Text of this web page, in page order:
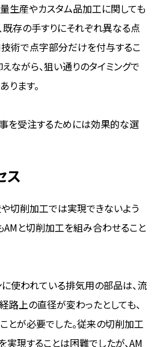
生産やカスタム品加工に関しても
既存の手すりにそれぞれ異なる点
術で点字部分だけを付与するこ
ながら、狙い通りのタイミングで
ります。
を受注するためには効果的な選
ス
切削加工では実現できないよう
AMと切削加工を組み合わせること
に使われている排気用の部品は、流
路上の直径が変わったとしても、
とが必要でした。従来の切削加工
実現することは困難でしたが、AM